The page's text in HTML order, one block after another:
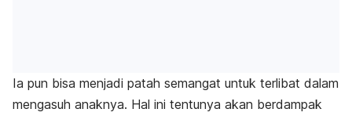
Ia pun bisa menjadi patah semangat untuk terlibat dalam
mengasuh anaknya. Hal ini tentunya akan berdampak